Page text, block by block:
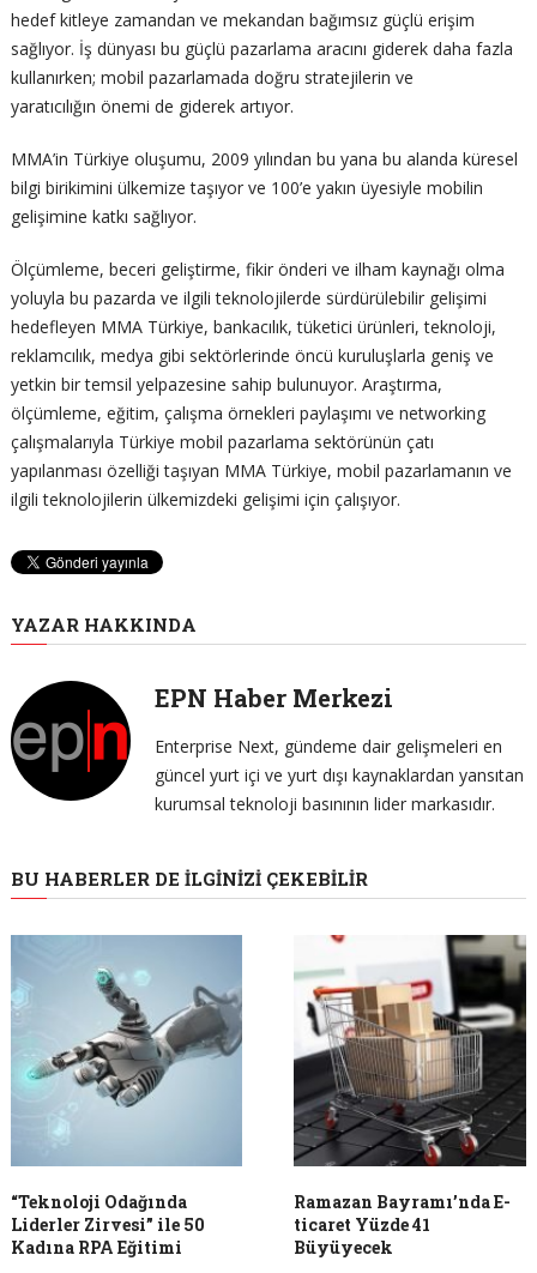
hedef kitleye zamandan ve mekandan bağımsız güçlü erişim
sağlıyor. İş dünyası bu güçlü pazarlama aracını giderek daha fazla
kullanırken; mobil pazarlamada doğru stratejilerin ve
yaratıcılığın önemi de giderek artıyor.
MMA’in Türkiye oluşumu, 2009 yılından bu yana bu alanda küresel
bilgi birikimini ülkemize taşıyor ve 100’e yakın üyesiyle mobilin
gelişimine katkı sağlıyor.
Ölçümleme, beceri geliştirme, fikir önderi ve ilham kaynağı olma
yoluyla bu pazarda ve ilgili teknolojilerde sürdürülebilir gelişimi
hedefleyen MMA Türkiye, bankacılık, tüketici ürünleri, teknoloji,
reklamcılık, medya gibi sektörlerinde öncü kuruluşlarla geniş ve
yetkin bir temsil yelpazesine sahip bulunuyor. Araştırma,
ölçümleme, eğitim, çalışma örnekleri paylaşımı ve networking
çalışmalarıyla Türkiye mobil pazarlama sektörünün çatı
yapılanması özelliği taşıyan MMA Türkiye, mobil pazarlamanın ve
ilgili teknolojilerin ülkemizdeki gelişimi için çalışıyor.
YAZAR HAKKINDA
EPN Haber Merkezi
Enterprise Next, gündeme dair gelişmeleri en
güncel yurt içi ve yurt dışı kaynaklardan yansıtan
kurumsal teknoloji basınının lider markasıdır.
BU HABERLER DE İLGINIZI ÇEKEBILIR
“Teknoloji Odağında
Liderler Zirvesi” ile 50
Kadına RPA Eğitimi
Ramazan Bayramı’nda E-
ticaret Yüzde 41
Büyüyecek